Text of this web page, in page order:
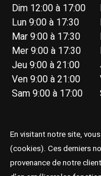
Dim 12:00 à 17:00
Lun 9:00 à 17:30
Mar 9:00 à 17:30
Mer 9:00 à 17:30
Jeu 9:00 à 21:00
Ven 9:00 à 21:00
Sam 9:00 à 17:00
En visitant notre site,
(cookies). Ces derniers
provenance de notre